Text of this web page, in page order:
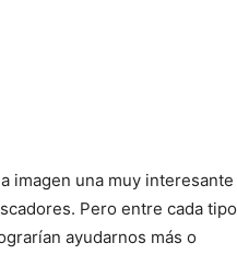
imagen una muy interesante
Pero entre cada tipo
ayudarnos más o